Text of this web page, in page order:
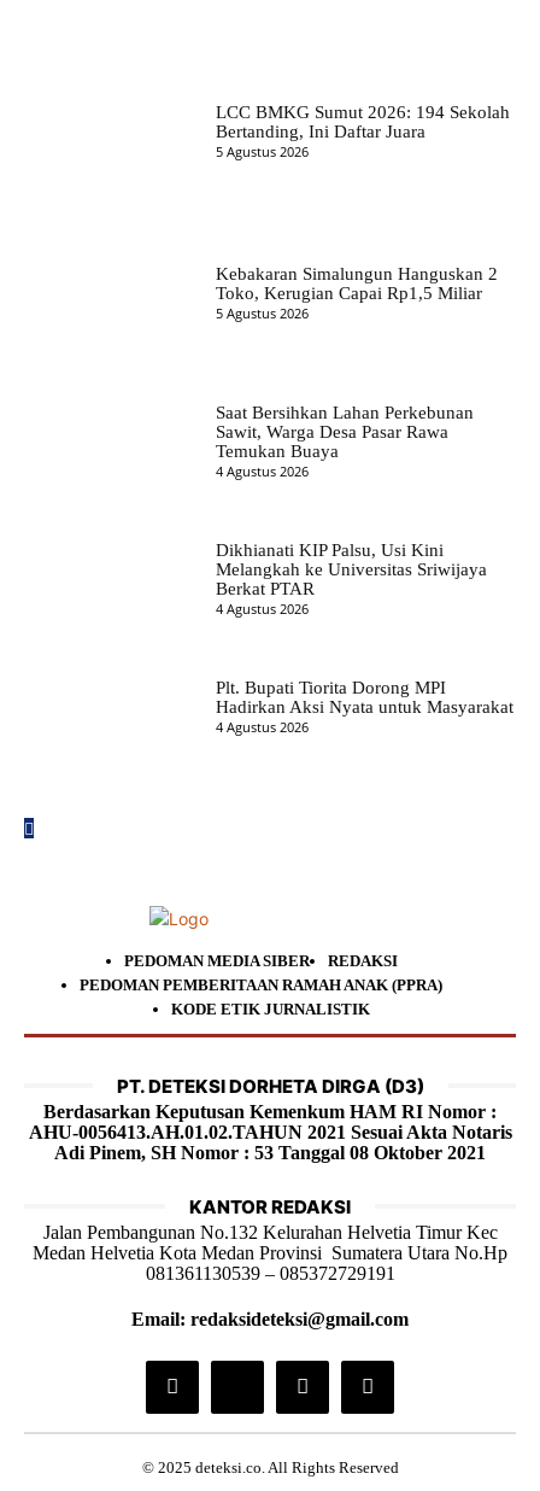
LCC BMKG Sumut 2026: 194 Sekolah
Bertanding, Ini Daftar Juara
5 Agustus 2026
Kebakaran Simalungun Hanguskan 2
Toko, Kerugian Capai Rp1,5 Miliar
5 Agustus 2026
Saat Bersihkan Lahan Perkebunan
Sawit, Warga Desa Pasar Rawa
Temukan Buaya
4 Agustus 2026
Dikhianati KIP Palsu, Usi Kini
Melangkah ke Universitas Sriwijaya
Berkat PTAR
4 Agustus 2026
Plt. Bupati Tiorita Dorong MPI
Hadirkan Aksi Nyata untuk Masyarakat
4 Agustus 2026
PEDOMAN MEDIA SIBER
REDAKSI
PEDOMAN PEMBERITAAN RAMAH ANAK (PPRA)
KODE ETIK JURNALISTIK
PT. DETEKSI DORHETA DIRGA (D3)
Berdasarkan Keputusan Kemenkum HAM RI Nomor :
AHU-0056413.AH.01.02.TAHUN 2021 Sesuai Akta Notaris
Adi Pinem, SH Nomor : 53 Tanggal 08 Oktober 2021
KANTOR REDAKSI
Jalan Pembangunan No.132 Kelurahan Helvetia Timur Kec
Medan Helvetia Kota Medan Provinsi Sumatera Utara No.Hp
081361130539 – 085372729191
Email: redaksideteksi@gmail.com
© 2025 deteksi.co. All Rights Reserved